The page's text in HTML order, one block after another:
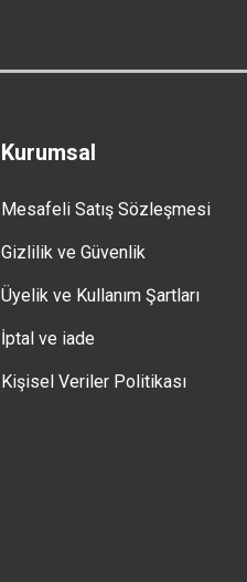
Kurumsal
Mesafeli Satış Sözleşmesi
Gizlilik ve Güvenlik
Üyelik ve Kullanım Şartları
İptal ve iade
Kişisel Veriler Politikası